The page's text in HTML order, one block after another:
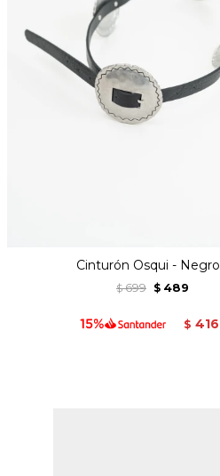
Cinturón Osqui - Negro
$ 699 $ 489
$ 416